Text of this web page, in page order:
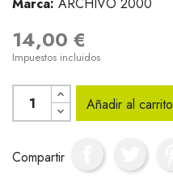
14,00 €
Impuestos incluidos
Añadir al carrito
Compartir